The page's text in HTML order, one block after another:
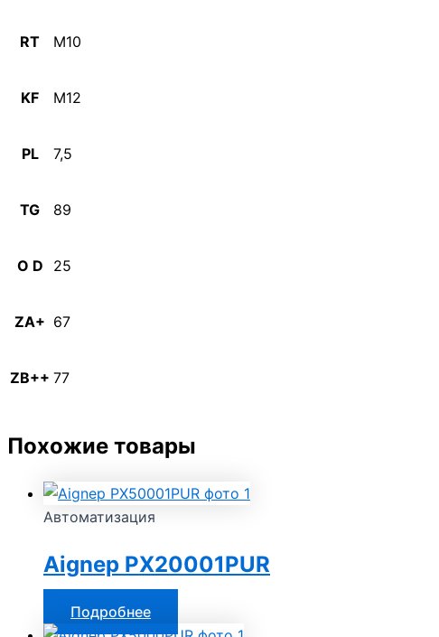
RT M10
KF M12
PL 7,5
TG 89
O D 25
ZA+ 67
ZB++ 77
Похожие товары
Автоматизация
Aignep PX20001PUR
Подробнее